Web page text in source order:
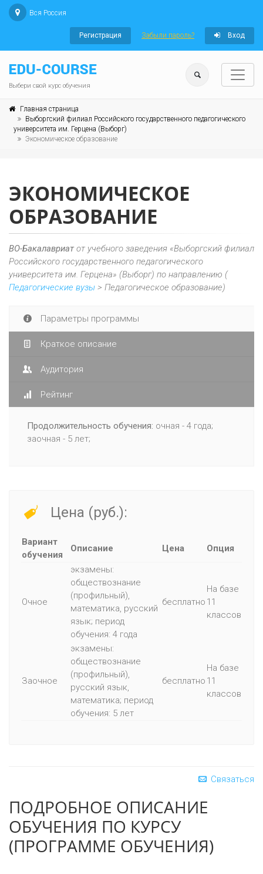
Вся Россия
Регистрация Забыли пароль? Вход
Выбери свой курс обучения
Главная страница
Выборгский филиал Российского государственного педагогического
университета им. Герцена (Выборг)
Экономическое образование
ЭКОНОМИЧЕСКОЕ
ОБРАЗОВАНИЕ
ВО-Бакалавриатот учебного заведения «Выборгский филиал
Российского государственного педагогического
университета им. Герцена» (Выборг) по направлению (
Педагогические вузы > Педагогическое образование)
Параметры программы
Краткое описание
Аудитория
Рейтинг
Продолжительность обучения: очная - 4 года;
заочная - 5 лет;
Цена (руб.):
Вариант
обучения
Описание Цена Опция
Очное
экзамены:
обществознание
(профильный),
математика, русский
язык; период
обучения: 4 года
бесплатно
На базе
11
классов
Заочное
экзамены:
обществознание
(профильный),
русский язык,
математика; период
обучения: 5 лет
бесплатно
На базе
11
классов
Связаться
ПОДРОБНОЕ ОПИСАНИЕ
ОБУЧЕНИЯ ПО КУРСУ
(ПРОГРАММЕ ОБУЧЕНИЯ)